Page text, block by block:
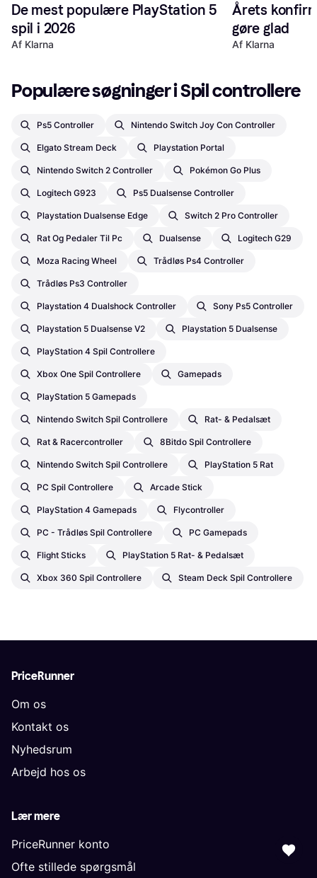
De mest populære PlayStation 5
spil i 2026
Af Klarna
Årets
gøre glad
Af Klarna
Populære søgninger i Spil controllere
Ps5 Controller Nintendo Switch Joy Con Controller
Elgato Stream Deck Playstation Portal
Nintendo Switch 2 Controller Pokémon Go Plus
Logitech G923 Ps5 Dualsense Controller
Playstation Dualsense Edge Switch 2 Pro Controller
Rat Og Pedaler Til Pc Dualsense Logitech G29
Moza Racing Wheel Trådløs Ps4 Controller
Trådløs Ps3 Controller
Playstation 4 Dualshock Controller Sony Ps5 Controller
Playstation 5 Dualsense V2 Playstation 5 Dualsense
PlayStation 4 Spil Controllere
Xbox One Spil Controllere Gamepads
PlayStation 5 Gamepads
Nintendo Switch Spil Controllere Rat- & Pedalsæt
Rat & Racercontroller 8Bitdo Spil Controllere
Nintendo Switch Spil Controllere PlayStation 5 Rat
PC Spil Controllere Arcade Stick
PlayStation 4 Gamepads Flycontroller
PC - Trådløs Spil Controllere PC Gamepads
Flight Sticks PlayStation 5 Rat- & Pedalsæt
Xbox 360 Spil Controllere Steam Deck Spil Controllere
PriceRunner
Om os
Kontakt os
Nyhedsrum
Arbejd hos os
Lær mere
PriceRunner konto
Ofte stillede spørgsmål